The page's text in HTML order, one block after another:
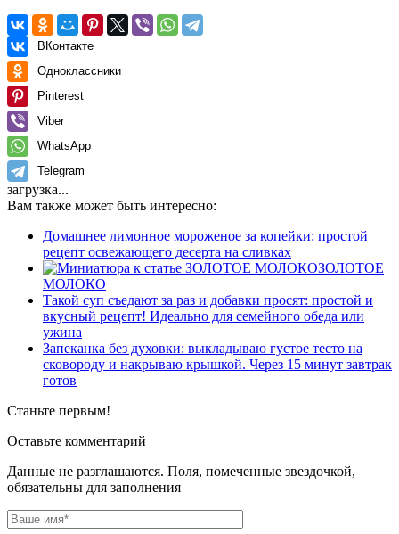
ВКонтакте
Одноклассники
Pinterest
Viber
WhatsApp
Telegram
загрузка...
Вам также может быть интересно:
Домашнее лимонное мороженое за копейки: простой
рецепт освежающего десерта на сливках
ЗОЛОТОЕ
МОЛОКО
Такой суп съедают за раз и добавки просят: простой и
вкусный рецепт! Идеально для семейного обеда или
ужина
Запеканка без духовки: выкладываю густое тесто на
сковороду и накрываю крышкой. Через 15 минут завтрак
готов
Станьте первым!
Оставьте комментарий
Данные не разглашаются. Поля, помеченные звездочкой,
обязательны для заполнения